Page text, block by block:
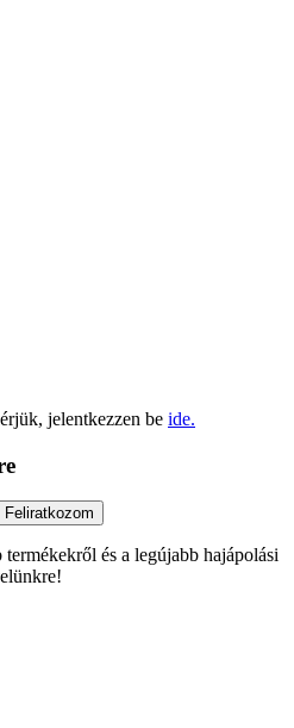
jelentkezzen be ide.
Feliratkozom
és a legújabb hajápolási